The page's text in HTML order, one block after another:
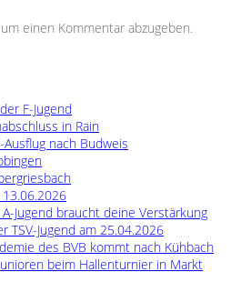
einen Kommentar abzugeben.
F-Jugend
in Rain
nach Budweis
13.06.2026
Jugend braucht deine Verstärkung
TSV-Jugend am 25.04.2026
des BVB kommt nach Kühbach
beim Hallenturnier in Markt